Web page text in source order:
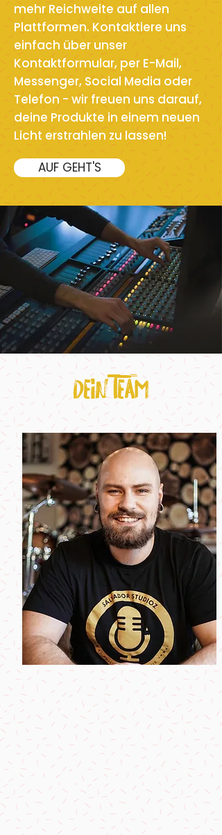
mehr Reichweite auf allen
Plattformen. Kontaktiere uns
einfach über unser
Kontaktformular, per E-Mail,
Messenger, Social Media oder
Telefon - wir freuen uns darauf,
deine Produkte in einem neuen
Licht erstrahlen zu lassen!
AUF GEHT'S
Dein Team